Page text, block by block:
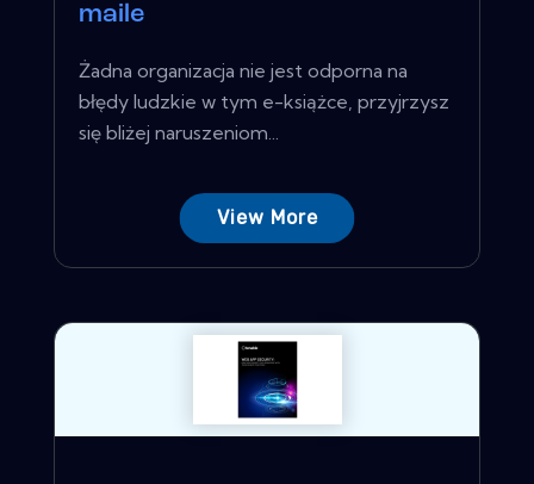
maile
Żadna organizacja nie jest odporna na
błędy ludzkie w tym e-książce, przyjrzysz
się bliżej naruszeniom...
View More